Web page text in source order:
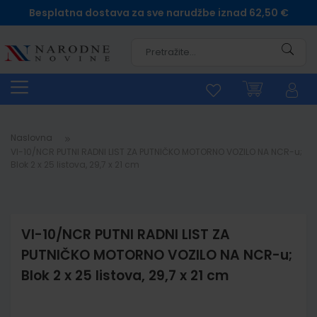
Besplatna dostava za sve narudžbe iznad 62,50 €
Naslovna
VI-10/NCR PUTNI RADNI LIST ZA
PUTNIČKO MOTORNO VOZILO NA NCR-u;
Blok 2 x 25 listova, 29,7 x 21 cm